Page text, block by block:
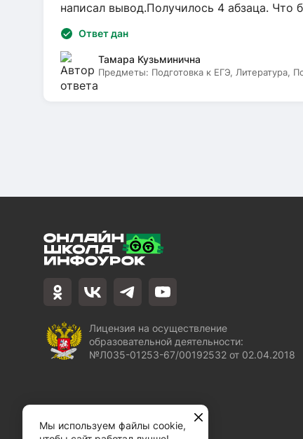
написал вывод.Получилось 4 абзаца. Что
Ответ дан
Тамара Кузьминична
Предметы: Подготовка к ЕГЭ, Литература,
Лицензия на осуществление
образовательной деятельности:
№Л035-01253-67/00192532 от 02.04.2018
Мы используем файлы cookie,